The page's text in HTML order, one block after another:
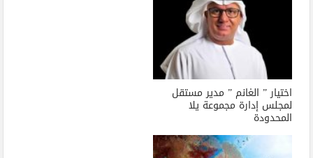
اختيار ” الغانم ” مدير مستقل
لمجلس إدارة مجموعة يلا
المحدودة